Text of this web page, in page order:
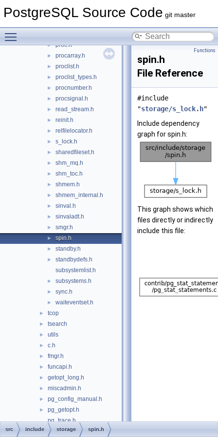
PostgreSQL Source Code git master
► pmsignal.h
► proc.h
► procarray.h
► proclist.h
► proclist_types.h
► procnumber.h
► procsignal.h
► read_stream.h
► reinit.h
► relfilelocator.h
► s_lock.h
► sharedfileset.h
► shm_mq.h
► shm_toc.h
► shmem.h
► shmem_internal.h
► sinval.h
► sinvaladt.h
► smgr.h
► spin.h
► standby.h
►
standbydefs.h
subsystemlist.h
► subsystems.h
► sync.h
► waiteventset.h
► tcop
► tsearch
► utils
► c.h
► fmgr.h
► funcapi.h
► getopt_long.h
► miscadmin.h
► pg_config_manual.h
►
pg_getopt.h
pg_trace.h
► pgstat.h
Functions
spin.h
File Reference
#include
"storage/s_lock.h"
Include dependency
graph for spin.h:
This graph shows which
files directly or indirectly
include this file:
src include storage spin.h